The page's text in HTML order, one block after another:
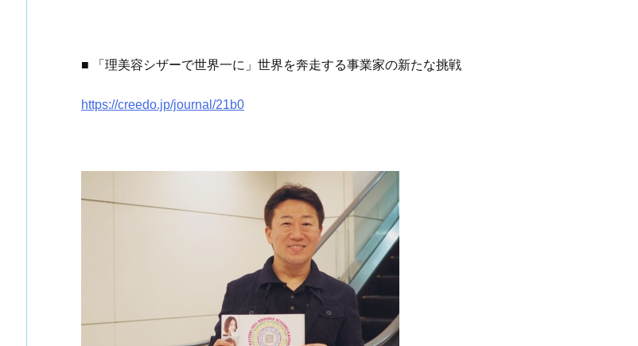
■ 「理美容シザーで世界一に」世界を奔走する事業家の新たな挑戦
https://creedo.jp/journal/21b0